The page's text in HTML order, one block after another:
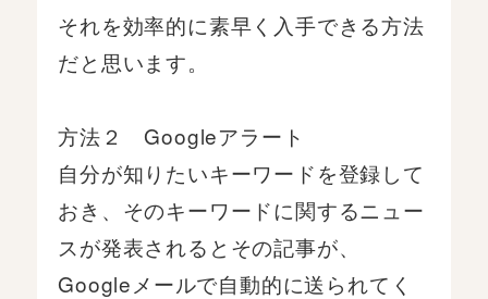
それを効率的に素早く入手できる方法
だと思います。
方法２ Googleアラート
自分が知りたいキーワードを登録して
おき、そのキーワードに関するニュー
スが発表されるとその記事が、
Googleメールで自動的に送られてく